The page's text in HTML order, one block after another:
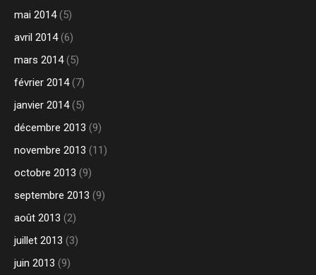
mai 2014(5)
avril 2014(6)
mars 2014(5)
février 2014(7)
janvier 2014(5)
décembre 2013 (9)
novembre 2013 (11)
octobre 2013 (9)
septembre 2013 (9)
août 2013 (2)
juillet 2013 (3)
juin 2013 (9)